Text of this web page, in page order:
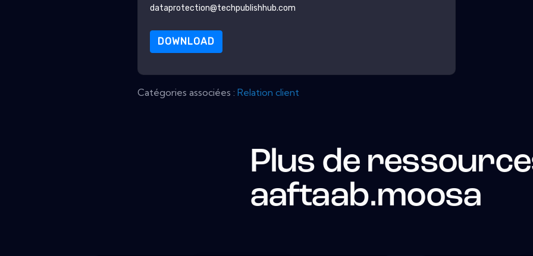
dataprotection@techpublishhub.com
DOWNLOAD
Catégories associées :Relation client
Plus de
aaftaab.moosa